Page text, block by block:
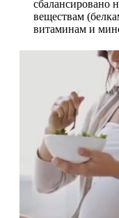
сбалансировано
веществам
витаминам и